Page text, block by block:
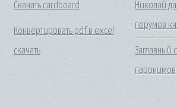
Скачать cardboard
Конвертировать pdf в excel
скачать
Николай
перумов
Заглавный
паронимов